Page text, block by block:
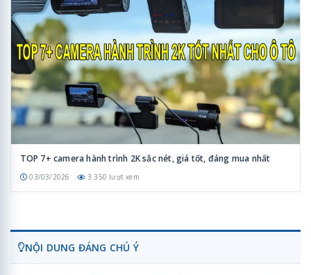
TOP 7+ camera hành trình 2K sắc nét, giá tốt, đáng mua nhất
03/03/2026 3.350 lượt xem
NỘI DUNG ĐÁNG CHÚ Ý